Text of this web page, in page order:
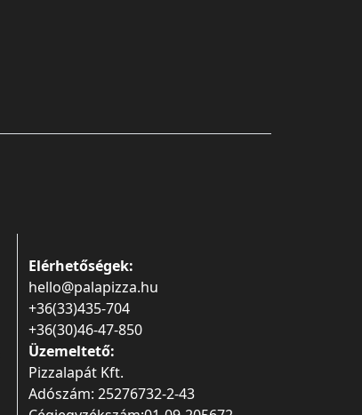
Elérhetőségek:
hello@palapizza.hu
+36(33)435-704
+36(30)46-47-850
Üzemeltető:
Pizzalapát Kft.
Adószám: 25276732-2-43